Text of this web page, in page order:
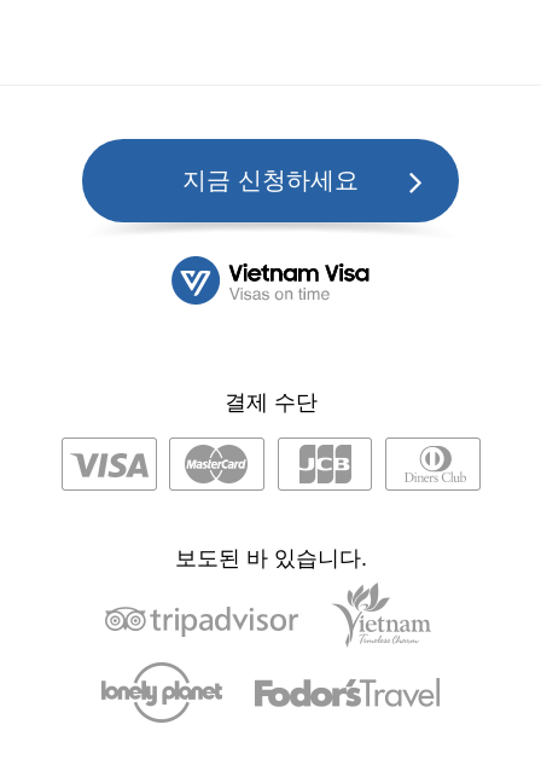
지금 신청하세요
결제 수단
보도된 바 있습니다.